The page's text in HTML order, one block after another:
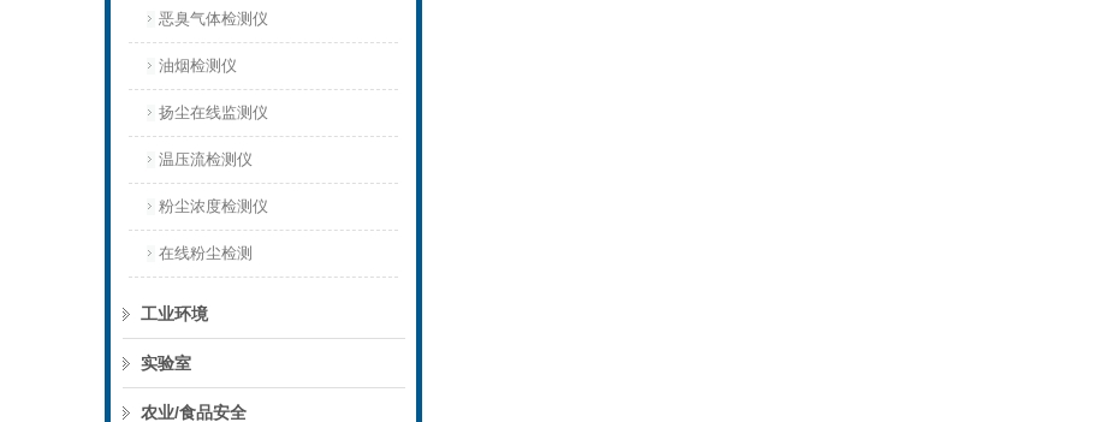
恶臭气体检测仪
油烟检测仪
扬尘在线监测仪
温压流检测仪
粉尘浓度检测仪
在线粉尘检测
工业环境
实验室
农业/食品安全